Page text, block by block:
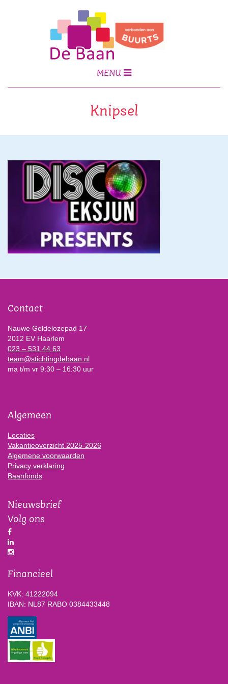
MENU
Knipsel
Contact
Nauwe Geldelozepad 17
2012 EV Haarlem
023 – 531 44 63
team@stichtingdebaan.nl
ma t/m vr 9:30 – 16:30 uur
Algemeen
Locaties
Vakantieoverzicht 2025-2026
Algemene voorwaarden
Privacy verklaring
Baanfonds
Nieuwsbrief
Volg ons
Financieel
KVK: 41222094
IBAN: NL87 RABO 0384433448